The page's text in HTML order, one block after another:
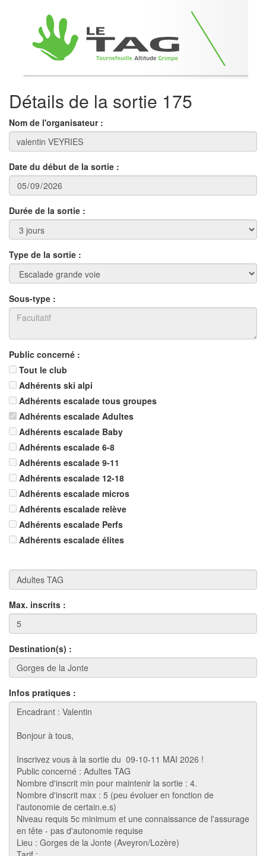
Détails de la sortie 175
Nom de l'organisateur :
Date du début de la sortie :
Durée de la sortie :
Type de la sortie :
Sous-type :
Public concerné :
Tout le club
Adhérents ski alpi
Adhérents escalade tous groupes
Adhérents escalade Adultes
Adhérents escalade Baby
Adhérents escalade 6-8
Adhérents escalade 9-11
Adhérents escalade 12-18
Adhérents escalade micros
Adhérents escalade relève
Adhérents escalade Perfs
Adhérents escalade élites
Max. inscrits :
Destination(s) :
Infos pratiques :